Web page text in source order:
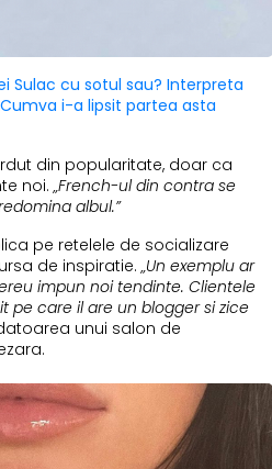
Sulac cu sotul sau? Interpreta
i-a lipsit partea asta
din popularitate, doar ca
noi.„French-ul din contra se
albul.”
pe retelele de socializare
de inspiratie. „Un exemplu ar
impun noi tendinte. Clientele
pe care il are un blogger si zice
unui salon de